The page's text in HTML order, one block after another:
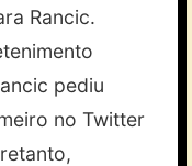
Rancic.
pediu
no Twitter